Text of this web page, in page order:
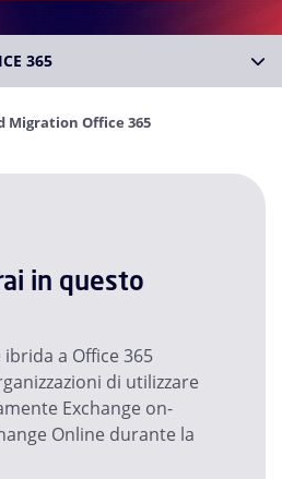
365
Migration Office 365
in questo
a Office 365
di utilizzare
Exchange on-
Online durante la